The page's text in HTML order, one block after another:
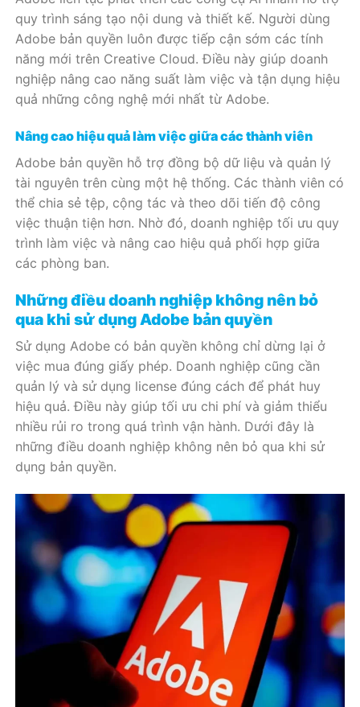
quy trình sáng tạo nội dung và thiết kế. Người dùng
Adobe bản quyền luôn được tiếp cận sớm các tính
năng mới trên Creative Cloud. Điều này giúp doanh
nghiệp nâng cao năng suất làm việc và tận dụng hiệu
quả những công nghệ mới nhất từ Adobe.
Nâng cao hiệu quả làm việc giữa các thành viên
Adobe bản quyền hỗ trợ đồng bộ dữ liệu và quản lý
tài nguyên trên cùng một hệ thống. Các thành viên có
thể chia sẻ tệp, cộng tác và theo dõi tiến độ công
việc thuận tiện hơn. Nhờ đó, doanh nghiệp tối ưu quy
trình làm việc và nâng cao hiệu quả phối hợp giữa
các phòng ban.
Những điều doanh nghiệp không nên bỏ
qua khi sử dụng Adobe bản quyền
Sử dụng Adobe có bản quyền không chỉ dừng lại ở
việc mua đúng giấy phép. Doanh nghiệp cũng cần
quản lý và sử dụng license đúng cách để phát huy
hiệu quả. Điều này giúp tối ưu chi phí và giảm thiểu
nhiều rủi ro trong quá trình vận hành. Dưới đây là
những điều doanh nghiệp không nên bỏ qua khi sử
dụng bản quyền.